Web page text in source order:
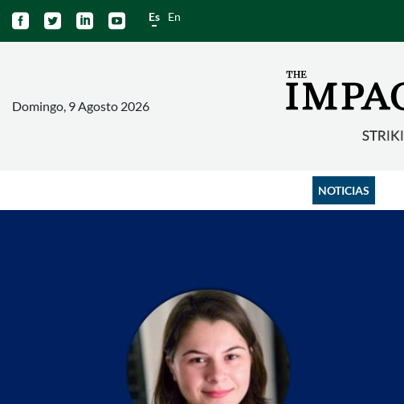
    Es En
Domingo, 9 Agosto 2026
NOTICIAS